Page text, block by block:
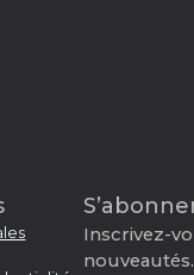
Inscrivez-
nouveautés.